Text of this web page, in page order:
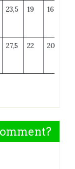
23,5 19 16
27,5 22 20